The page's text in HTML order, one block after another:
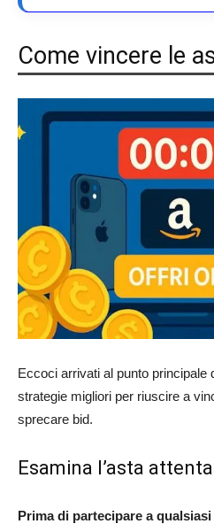
Come vincere le
Eccoci arrivati al punto principale
strategie migliori per riuscire a
sprecare bid.
Esamina l’asta
Prima di partecipare a